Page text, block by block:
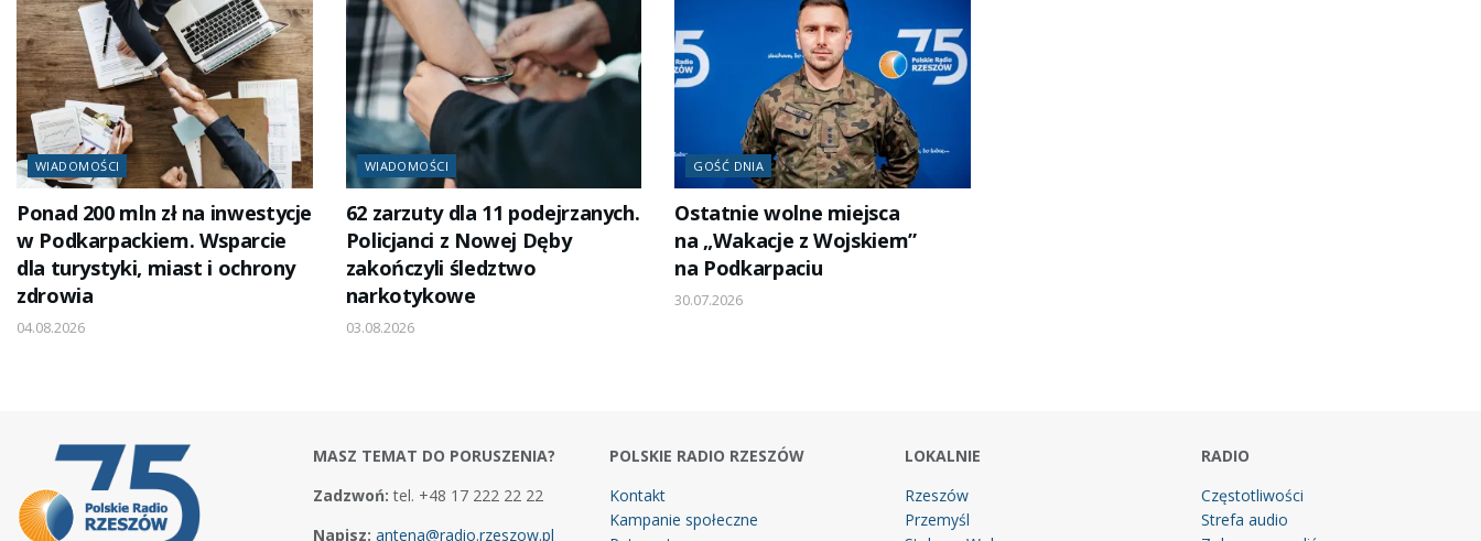
WIADOMOŚCI
Ponad 200 mln zł na inwestycje
w Podkarpackiem. Wsparcie
dla turystyki, miast i ochrony
zdrowia
04.08.2026
WIADOMOŚCI
62 zarzuty dla 11 podejrzanych.
Policjanci z Nowej Dęby
zakończyli śledztwo
narkotykowe
03.08.2026
GOŚĆ DNIA
Ostatnie wolne miejsca
na „Wakacje z Wojskiem”
na Podkarpaciu
30.07.2026
MASZ TEMAT DO PORUSZENIA?
Zadzwoń: tel. +48 17 222 22 22
Napisz: antena@radio.rzeszow.pl
POLSKIE RADIO RZESZÓW
Kontakt
Kampanie społeczne
LOKALNIE
Rzeszów
Przemyśl
RADIO
Częstotliwości
Strefa audio